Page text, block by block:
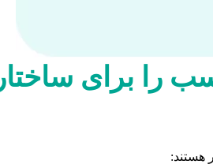
را برای ساختار
هستند: